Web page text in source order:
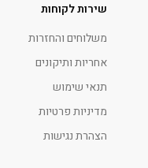
שירות לקוחות
משלוחים והחזרות
אחריות ותיקונים
תנאי שימוש
מדיניות פרטיות
הצהרת נגישות